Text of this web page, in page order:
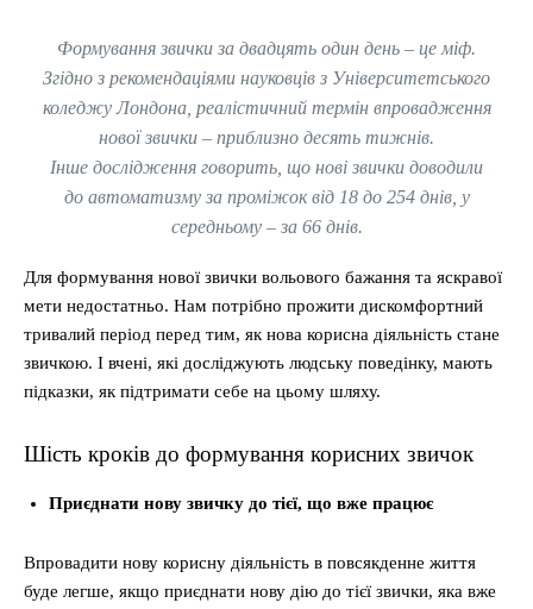
Формування звички за двадцять один день – це міф.
Згідно з рекомендаціями науковців з Університетського
коледжу Лондона, реалістичний термін впровадження
нової звички – приблизно десять тижнів.
Інше дослідження говорить, що нові звички доводили
до автоматизму за проміжок від 18 до 254 днів, у
середньому – за 66 днів.
Для формування нової звички вольового бажання та яскравої
мети недостатньо. Нам потрібно прожити дискомфортний
тривалий період перед тим, як нова корисна діяльність стане
звичкою. І вчені, які досліджують людську поведінку, мають
підказки, як підтримати себе на цьому шляху.
Шість кроків до формування корисних звичок
Приєднати нову звичку до тієї, що вже працює
Впровадити нову корисну діяльність в повсякденне життя
буде легше, якщо приєднати нову дію до тієї звички, яка вже